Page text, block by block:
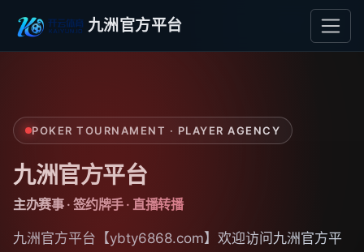
九洲官方平台
POKER TOURNAMENT · PLAYER AGENCY
九洲官方平台
主办赛事 · 签约牌手 · 直播转播
九洲官方平台【ybty6868.com】欢迎访问九洲官方平